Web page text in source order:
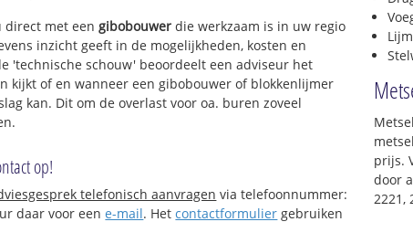
direct met eengibobouwer die werkzaam is in uw regio
inzicht geeft in de mogelijkheden, kosten en
'technische schouw' beoordeelt een adviseur het
kijkt of en wanneer een gibobouwer of blokkenlijmer
kan. Dit om de overlast voor oa. buren zoveel
op!
telefonisch aanvragen via telefoonnummer:
daar voor eene-mail. Hetcontactformulier gebruiken
prijs.
door
2221,